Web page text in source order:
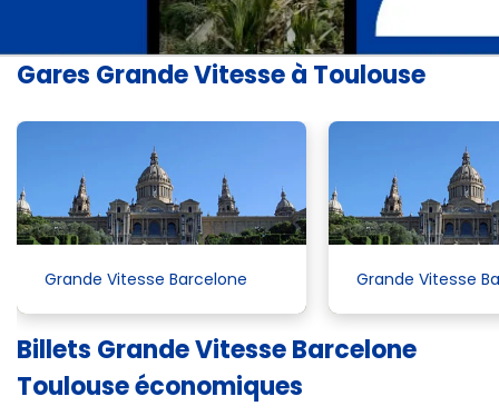
Gares Grande Vitesse à Toulouse
Grande Vitesse Barcelone Grande Vitesse
Billets Grande Vitesse Barcelone
Toulouse économiques